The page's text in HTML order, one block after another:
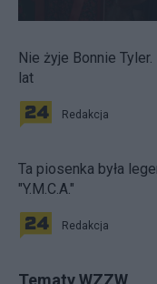
Nie żyje Bonnie
lat
Redakcja
Ta piosenka była
"Y.M.C.A."
Redakcja
Tematy WZZW